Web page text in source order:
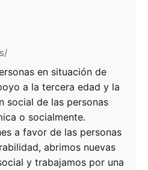
en situación de
a la tercera edad y la
social de las personas
o socialmente.
a favor de las personas
abrimos nuevas
y trabajamos por una